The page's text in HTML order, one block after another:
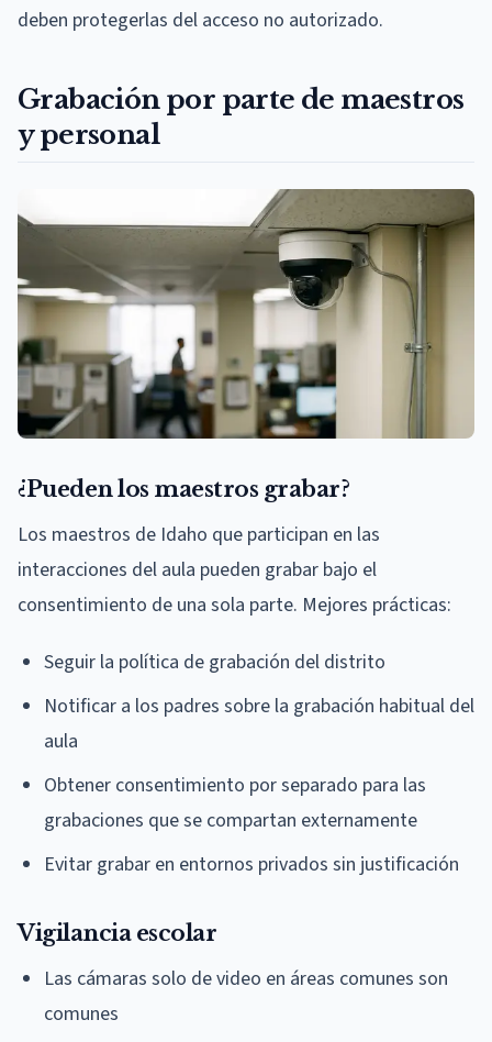
deben protegerlas del acceso no autorizado.
Grabación por parte de maestros
y personal
¿Pueden los maestros grabar?
Los maestros de Idaho que participan en las
interacciones del aula pueden grabar bajo el
consentimiento de una sola parte. Mejores prácticas:
Seguir la política de grabación del distrito
Notificar a los padres sobre la grabación habitual del
aula
Obtener consentimiento por separado para las
grabaciones que se compartan externamente
Evitar grabar en entornos privados sin justificación
Vigilancia escolar
Las cámaras solo de video en áreas comunes son
comunes